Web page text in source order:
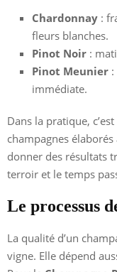
Chardonnay :
fleurs blanches.
Pinot Noir :
Pinot Meunier
immédiate.
Dans la pratique,
champagnes
donner des résultats
terroir et le temps
Le processus
La qualité d’un
vigne. Elle dépend